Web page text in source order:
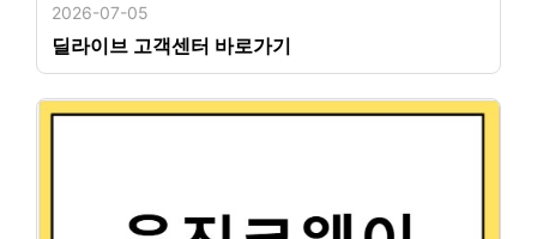
2026-07-05
딜라이브 고객센터 바로가기